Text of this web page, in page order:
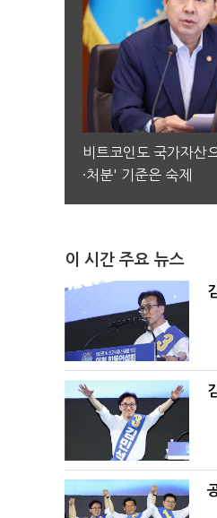
비트코인도 국가자산
·처분' 기준은 숙제
이 시간 주요 뉴스